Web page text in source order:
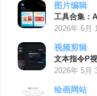
图片编辑
工具合集：
2026年 6月
视频剪辑
文本指令P
2026年 5月
绘画网站